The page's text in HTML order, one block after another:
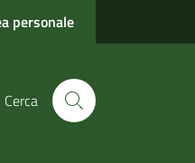
personale
Cerca